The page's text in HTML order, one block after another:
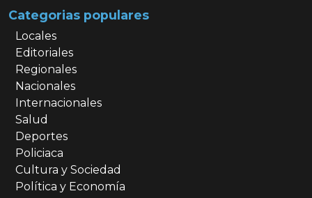
Categorias populares
Locales
Editoriales
Regionales
Nacionales
Internacionales
Salud
Deportes
Policiaca
Cultura y Sociedad
Política y Economía